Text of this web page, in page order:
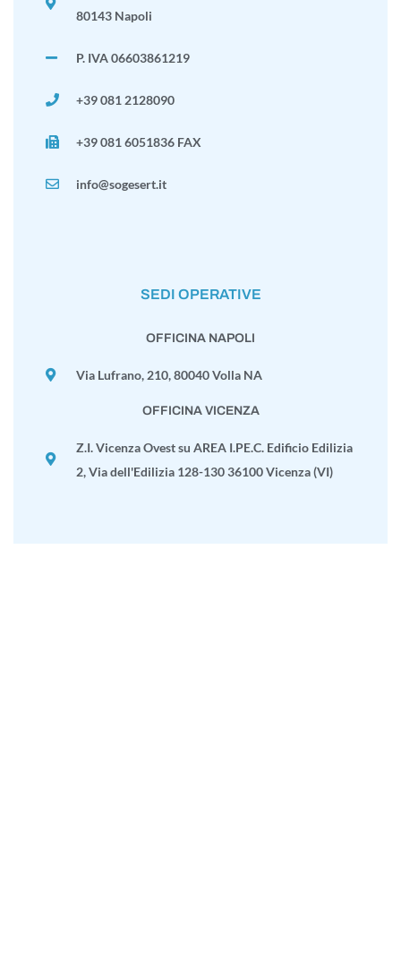
80143 Napoli
P. IVA 06603861219
+39 081 2128090
+39 081 6051836 FAX
info@sogesert.it
SEDI OPERATIVE
OFFICINA NAPOLI
Via Lufrano, 210, 80040 Volla NA
OFFICINA VICENZA
Z.I. Vicenza Ovest su AREA I.PE.C. Edificio Edilizia
2, Via dell'Edilizia 128-130 36100 Vicenza (VI)